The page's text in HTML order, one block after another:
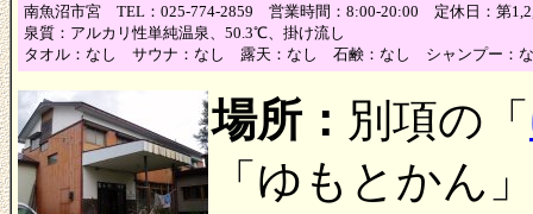
南魚沼市宮 TEL：025-774-2859 営業時間：8:00-20:00 定休日：第
泉質：アルカリ性単純温泉、50.3℃、掛け流し
タオル：なし サウナ：なし 露天：なし 石鹸：なし シャンプー：
場所： 別項の「
「ゆもとかん